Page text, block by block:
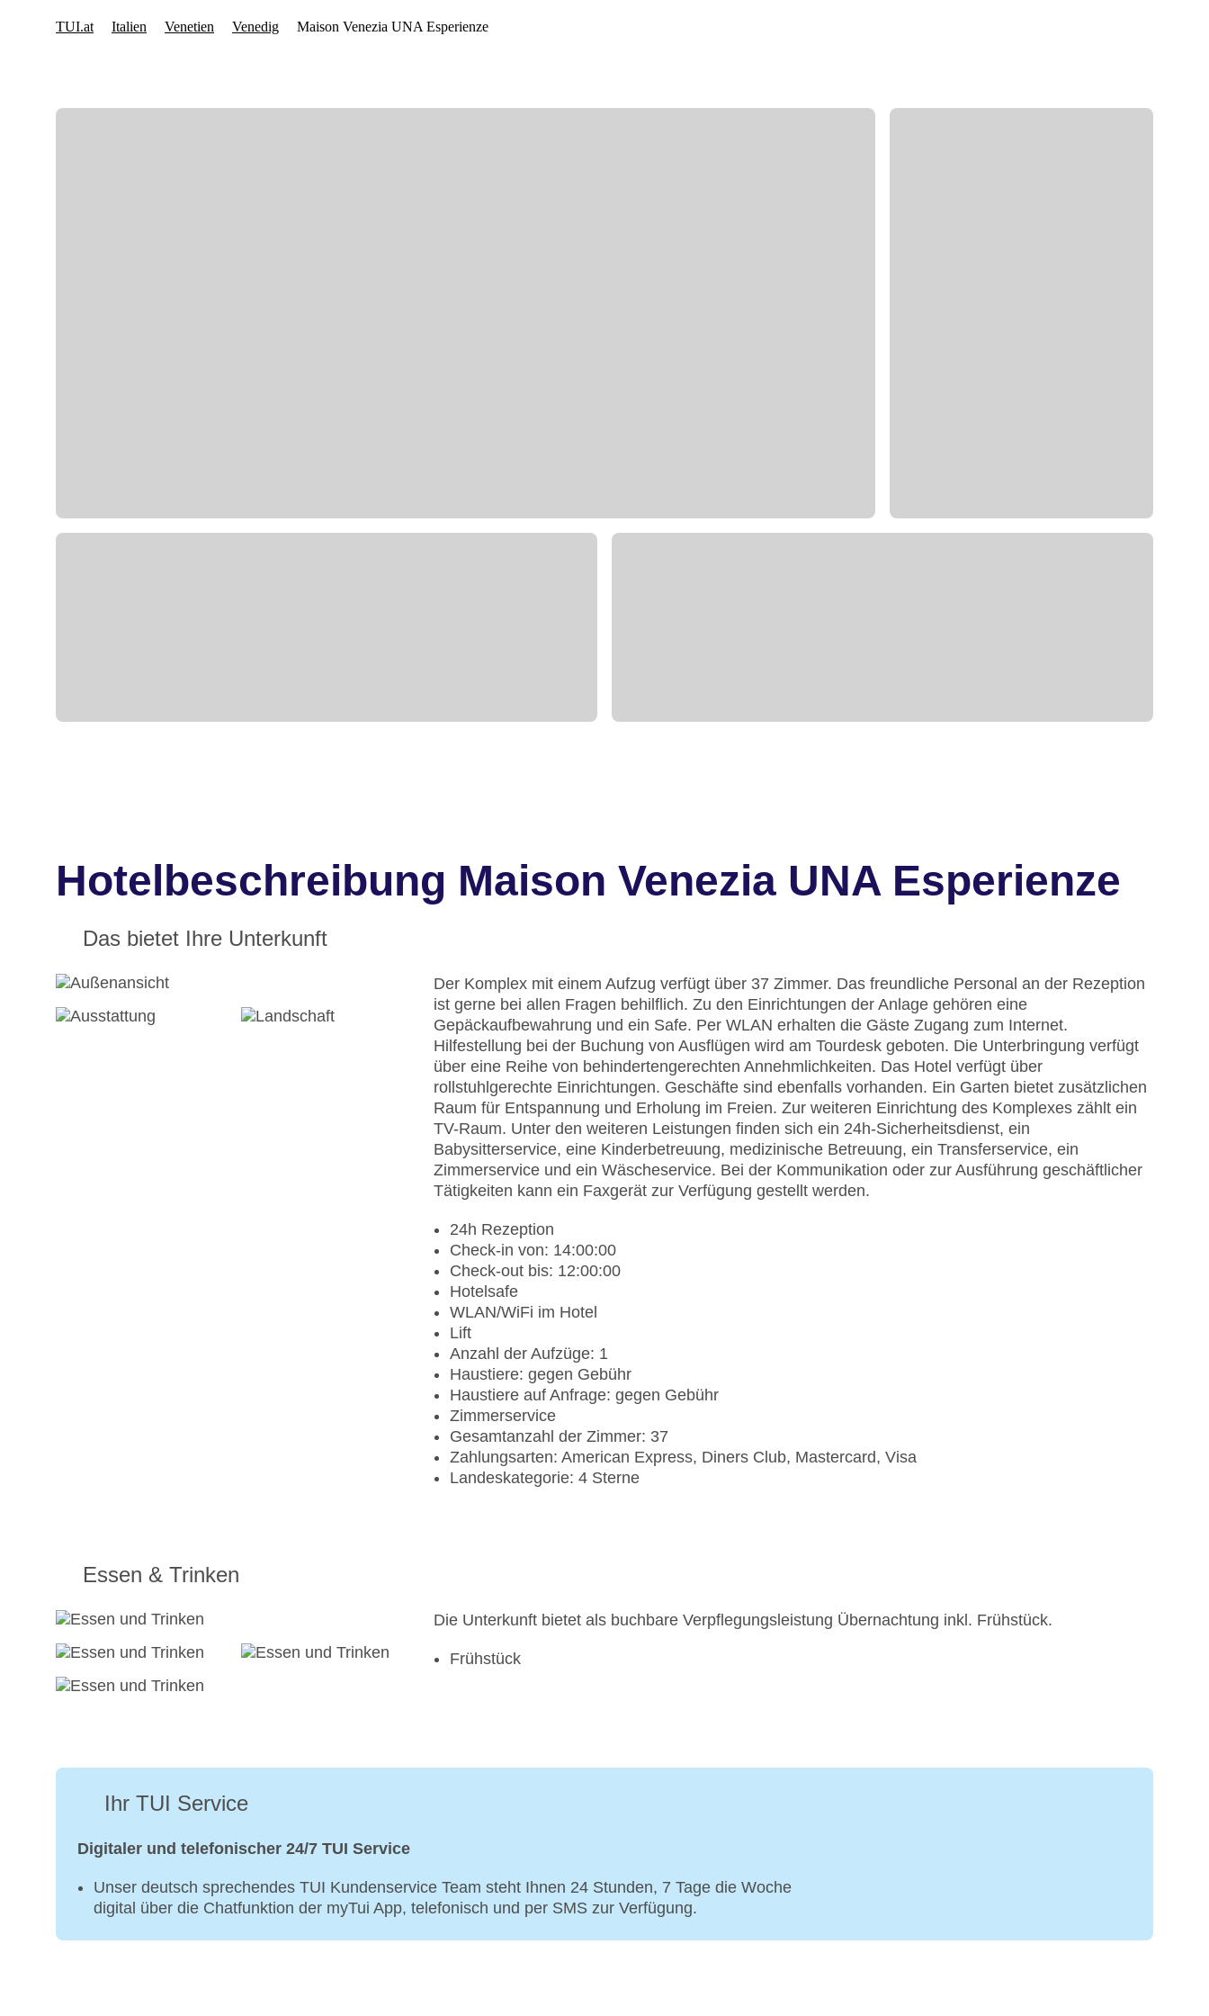
Hotelbeschreibung Maison Venezia UNA Esperienze
Das bietet Ihre Unterkunft
Der Komplex mit einem Aufzug verfügt über 37 Zimmer. Das freundliche Personal an der Rezeption
ist gerne bei allen Fragen behilflich. Zu den Einrichtungen der Anlage gehören eine
Gepäckaufbewahrung und ein Safe. Per WLAN erhalten die Gäste Zugang zum Internet.
Hilfestellung bei der Buchung von Ausflügen wird am Tourdesk geboten. Die Unterbringung verfügt
über eine Reihe von behindertengerechten Annehmlichkeiten. Das Hotel verfügt über
rollstuhlgerechte Einrichtungen. Geschäfte sind ebenfalls vorhanden. Ein Garten bietet zusätzlichen
Raum für Entspannung und Erholung im Freien. Zur weiteren Einrichtung des Komplexes zählt ein
TV-Raum. Unter den weiteren Leistungen finden sich ein 24h-Sicherheitsdienst, ein
Babysitterservice, eine Kinderbetreuung, medizinische Betreuung, ein Transferservice, ein
Zimmerservice und ein Wäscheservice. Bei der Kommunikation oder zur Ausführung geschäftlicher
Tätigkeiten kann ein Faxgerät zur Verfügung gestellt werden.
24h Rezeption
Check-in von: 14:00:00
Check-out bis: 12:00:00
Hotelsafe
WLAN/WiFi im Hotel
Lift
Anzahl der Aufzüge: 1
Haustiere: gegen Gebühr
Haustiere auf Anfrage: gegen Gebühr
Zimmerservice
Gesamtanzahl der Zimmer: 37
Zahlungsarten: American Express, Diners Club, Mastercard, Visa
Landeskategorie: 4 Sterne
Essen & Trinken
Die Unterkunft bietet als buchbare Verpflegungsleistung Übernachtung inkl. Frühstück.
Frühstück
Ihr TUI Service
Digitaler und telefonischer 24/7 TUI Service
Unser deutsch sprechendes TUI Kundenservice Team steht Ihnen 24 Stunden, 7 Tage die Woche
digital über die Chatfunktion der myTui App, telefonisch und per SMS zur Verfügung.